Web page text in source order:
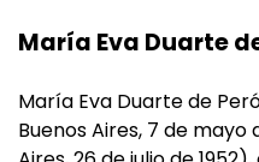
María Eva Duarte
María Eva Duarte de
Buenos Aires, 7 de mayo